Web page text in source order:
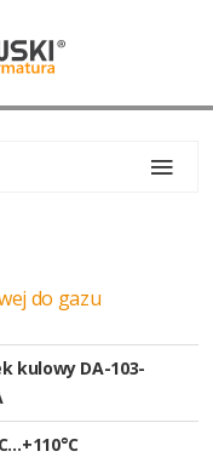
do gazu
kulowy DA-103-